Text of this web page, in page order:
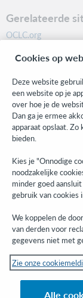
Gerelateerde
OCLC.org
Community
Research
WebJunction
Developer Network
Blijf op de hoogte
Ontvang de laatste
evenementen en
Ik meld me aan
© 2026 OCLC
Cookies op
Deze website
een website op je
over hoe je de
Dan ga je ermee
apparaat opslaat.
bieden.
Kies je "Onnodige
noodzakelijke
minder goed
gebruik van cookies
We koppelen de
van derden voor
gegevens niet met
Zie onze
Alle